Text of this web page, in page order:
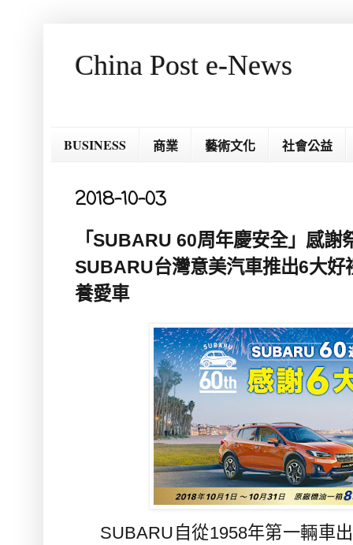
China Post e-News
BUSINESS 商業 藝術文化 社會公益
2018-10-03
「SUBARU 60周年慶安全」感謝
SUBARU台灣意美汽車推出6大好
養愛車
SUBARU 自從1958年第一輛車